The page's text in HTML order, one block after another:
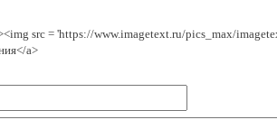
src = 'https://www.imagetext.ru/pics_max/
a>